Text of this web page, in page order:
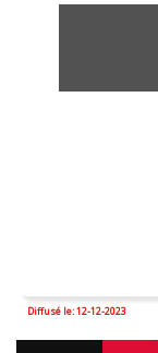
Diffusé le: 12-12-2023